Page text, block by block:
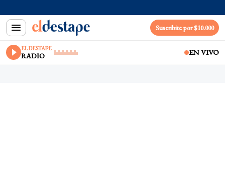
Suscribite por $10.000
EL DESTAPE
RADIO EN VIVO